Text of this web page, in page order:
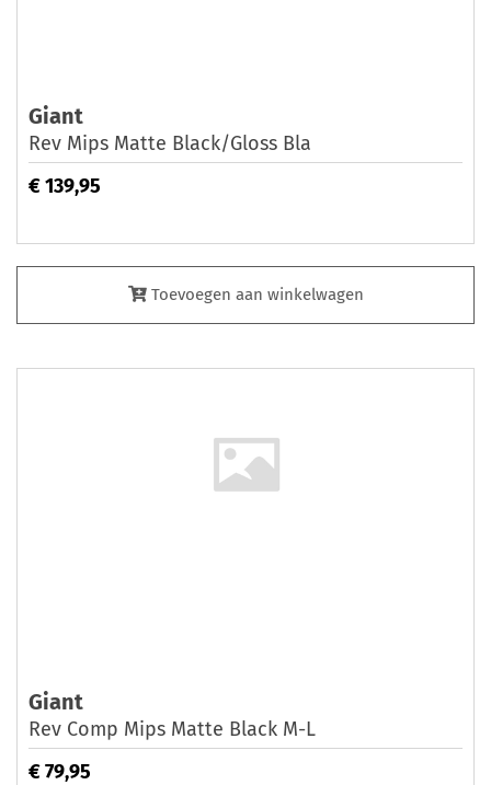
Giant
Rev Mips Matte Black/Gloss Bla
€ 139,95
Toevoegen aan winkelwagen
Giant
Rev Comp Mips Matte Black M-L
€ 79,95